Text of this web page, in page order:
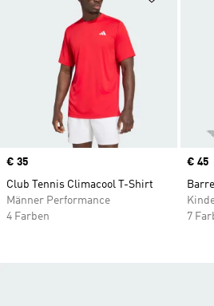
Price
€ 35
Club Tennis Climacool T-Shirt
Männer Performance
4 Farben
Price
€ 45
7